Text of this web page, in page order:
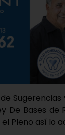
De Bases de
Pleno así lo